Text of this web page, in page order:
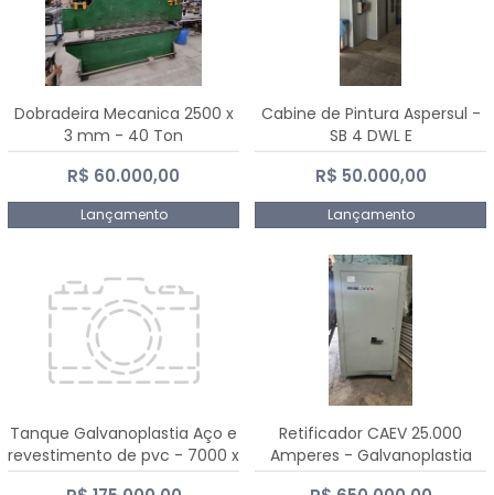
Dobradeira Mecanica 2500 x
3 mm - 40 Ton
R$ 60.000,00
Lançamento
Cabine de Pintura Aspersul -
SB 4 DWL E
R$ 50.000,00
Lançamento
Tanque Galvanoplastia Aço e
revestimento de pvc - 7000 x
2200 mm
Retificador CAEV 25.000
Amperes - Galvanoplastia